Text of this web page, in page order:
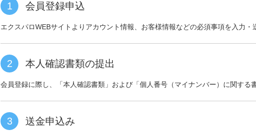
1 会員登録申込
エクスパロWEBサイトよりアカウント情報、お客様情報などの必須事項を入力・
2 本人確認書類の提出
会員登録に際し、「本人確認書類」および「個人番号（マイナンバー）に関する
3 送金申込み